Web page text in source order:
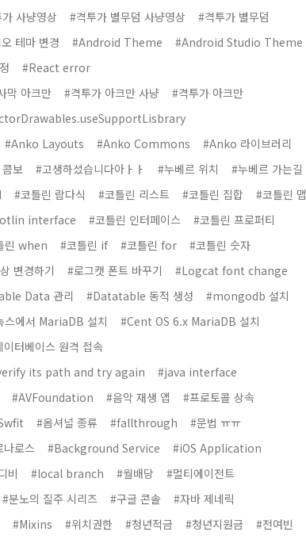
사냥영상 #격투가 별무덤 사냥영상
#격투가 별무덤
테마 변경 #Android Theme
#Android Studio Theme
#React error
막 아크만 #격투가 아크만 사냥
#격투가 아크만
#Anko Layouts #Anko Commons
#Anko 라이브러리
보 #고생하셨습니다아ㅏㅏ #누베르 위치
#누베르 가는길
#코틀린 람다식 #코틀린 리스트 #코틀린 집합
#코틀린 맵
interface #코틀린 인터페이스
#코틀린 프로퍼티
린 when #코틀린 if #코틀린 for
#코틀린 숫자
변경하기 #로그캣 폰트 바꾸기
#Logcat font change
Data 관리 #Datatable 동적 생성
#mongodb 설치
스에서 MariaDB 설치
#Cent OS 6.x MariaDB 설치
이터베이스 원격 접속
its path and try again
#java interface
#AVFoundation #음악 재생 앱
#프로토콜 상속
#옵셔널 종류 #fallthrough
#문법 ㅠㅠ
나로스 #Background Service
#iOS Application
비 #local branch #월배당
#멀티에이전트
#분노의 질주 시리즈 #구글 콘솔
#자바 제네릭
#Mixins #위치권한 #청년적금 #청년지원금
#전여빈